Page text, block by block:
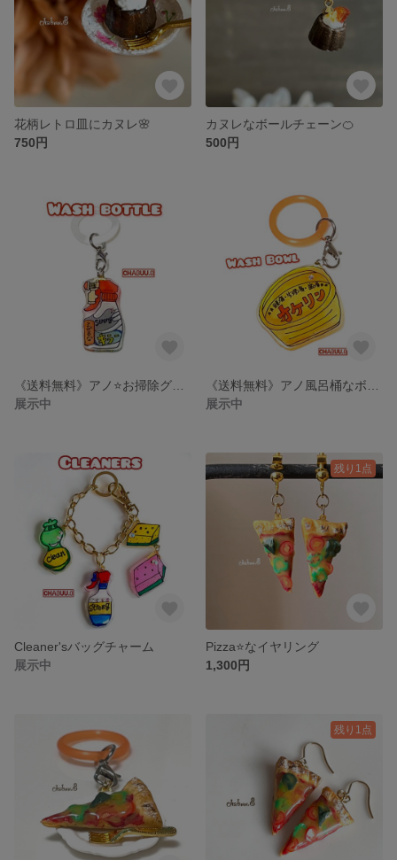
花柄レトロ皿にカヌレ🌸
750円
カヌレなボールチェーン🍊
500円
展示中
展示中
Cleaner'sバッグチャーム
展示中
残り1点
Pizza⭐️なイヤリング
1,300円
残り1点